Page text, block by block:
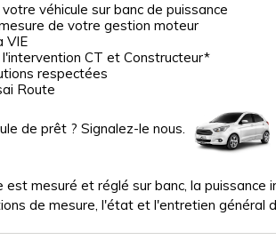
véhicule sur banc de puissance
de votre gestion moteur
VIE
CT et Constructeur*
respectées
Route
de prêt ? Signalez-le nous.
est mesuré et réglé sur banc, la
de mesure, l'état et l'entretien général